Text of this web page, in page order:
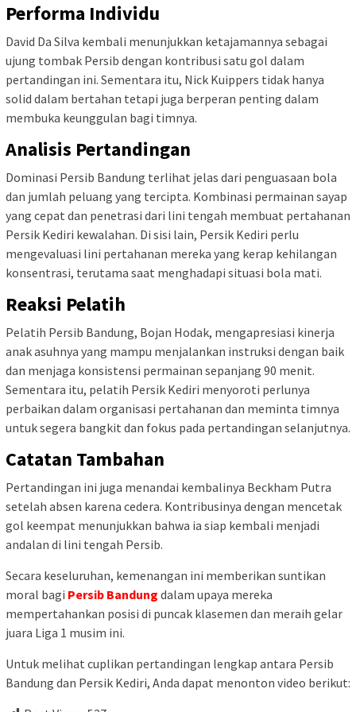
Performa Individu
David Da Silva kembali menunjukkan ketajamannya sebagai
ujung tombak Persib dengan kontribusi satu gol dalam
pertandingan ini. Sementara itu, Nick Kuippers tidak hanya
solid dalam bertahan tetapi juga berperan penting dalam
membuka keunggulan bagi timnya.
Analisis Pertandingan
Dominasi Persib Bandung terlihat jelas dari penguasaan bola
dan jumlah peluang yang tercipta. Kombinasi permainan sayap
yang cepat dan penetrasi dari lini tengah membuat pertahanan
Persik Kediri kewalahan. Di sisi lain, Persik Kediri perlu
mengevaluasi lini pertahanan mereka yang kerap kehilangan
konsentrasi, terutama saat menghadapi situasi bola mati.
Reaksi Pelatih
Pelatih Persib Bandung, Bojan Hodak, mengapresiasi kinerja
anak asuhnya yang mampu menjalankan instruksi dengan baik
dan menjaga konsistensi permainan sepanjang 90 menit.
Sementara itu, pelatih Persik Kediri menyoroti perlunya
perbaikan dalam organisasi pertahanan dan meminta timnya
untuk segera bangkit dan fokus pada pertandingan selanjutnya.
Catatan Tambahan
Pertandingan ini juga menandai kembalinya Beckham Putra
setelah absen karena cedera. Kontribusinya dengan mencetak
gol keempat menunjukkan bahwa ia siap kembali menjadi
andalan di lini tengah Persib.
Secara keseluruhan, kemenangan ini memberikan suntikan
moral bagi Persib Bandung dalam upaya mereka
mempertahankan posisi di puncak klasemen dan meraih gelar
juara Liga 1 musim ini.
Untuk melihat cuplikan pertandingan lengkap antara Persib
Bandung dan Persik Kediri, Anda dapat menonton video berikut: